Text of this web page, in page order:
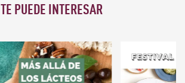
TE PUEDE INTERESAR